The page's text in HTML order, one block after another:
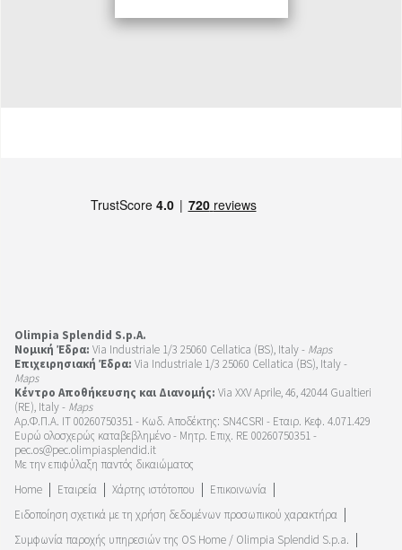
Olimpia Splendid S.p.A.
Νομική Έδρα: Via Industriale 1/3 25060 Cellatica (BS), Italy - Maps
Επιχειρησιακή Έδρα: Via Industriale 1/3 25060 Cellatica (BS), Italy -
Maps
Κέντρο Αποθήκευσης και Διανομής: Via XXV Aprile, 46, 42044 Gualtieri
(RE), Italy - Maps
Αρ.Φ.Π.Α. IT 00260750351 - Κωδ. Αποδέκτης: SN4CSRI - Εταιρ. Κεφ. 4.071.429
Ευρώ ολοσχερώς καταβεβλημένο - Μητρ. Επιχ. RE 00260750351 -
pec.os@pec.olimpiasplendid.it
Με την επιφύλαξη παντός δικαιώματος
Home
Εταιρεία Χάρτης ιστότοπου
Επικοινωνία
Ειδοποίηση σχετικά με τη χρήση δεδομένων προσωπικού χαρακτήρα
Συμφωνία παροχής υπηρεσιών της OS Home / Olimpia Splendid S.p.a.